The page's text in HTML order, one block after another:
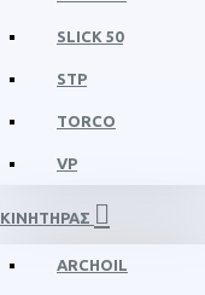
SLICK 50
STP
TORCO
VP
ΚΙΝΗΤΗΡΑΣ
ARCHOIL